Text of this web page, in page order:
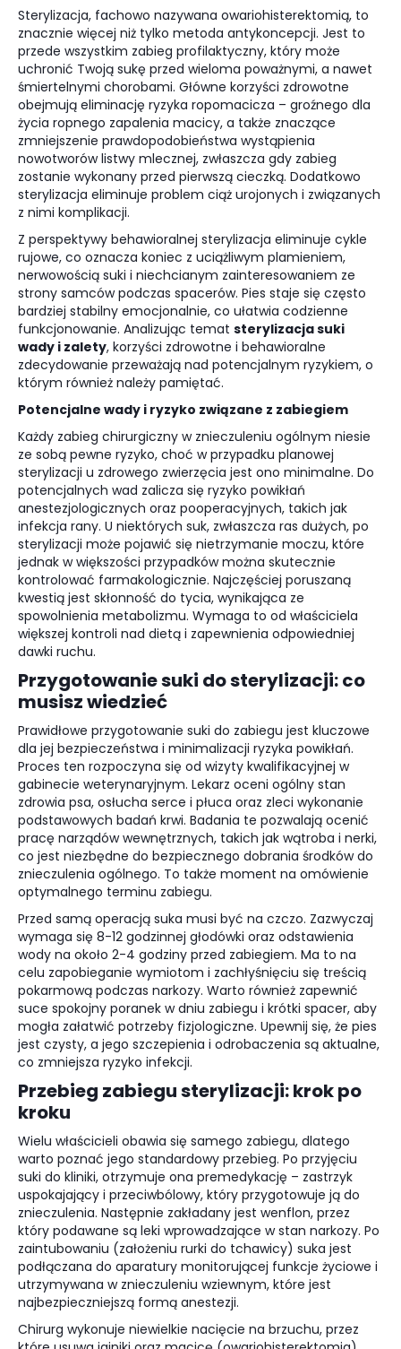
Sterylizacja, fachowo nazywana owariohisterektomią, to
znacznie więcej niż tylko metoda antykoncepcji. Jest to
przede wszystkim zabieg profilaktyczny, który może
uchronić Twoją sukę przed wieloma poważnymi, a nawet
śmiertelnymi chorobami. Główne korzyści zdrowotne
obejmują eliminację ryzyka ropomacicza – groźnego dla
życia ropnego zapalenia macicy, a także znaczące
zmniejszenie prawdopodobieństwa wystąpienia
nowotworów listwy mlecznej, zwłaszcza gdy zabieg
zostanie wykonany przed pierwszą cieczką. Dodatkowo
sterylizacja eliminuje problem ciąż urojonych i związanych
z nimi komplikacji.
Z perspektywy behawioralnej sterylizacja eliminuje cykle
rujowe, co oznacza koniec z uciążliwym plamieniem,
nerwowością suki i niechcianym zainteresowaniem ze
strony samców podczas spacerów. Pies staje się często
bardziej stabilny emocjonalnie, co ułatwia codzienne
funkcjonowanie. Analizując temat sterylizacja suki
wady i zalety, korzyści zdrowotne i behawioralne
zdecydowanie przeważają nad potencjalnym ryzykiem, o
którym również należy pamiętać.
Potencjalne wady i ryzyko związane z zabiegiem
Każdy zabieg chirurgiczny w znieczuleniu ogólnym niesie
ze sobą pewne ryzyko, choć w przypadku planowej
sterylizacji u zdrowego zwierzęcia jest ono minimalne. Do
potencjalnych wad zalicza się ryzyko powikłań
anestezjologicznych oraz pooperacyjnych, takich jak
infekcja rany. U niektórych suk, zwłaszcza ras dużych, po
sterylizacji może pojawić się nietrzymanie moczu, które
jednak w większości przypadków można skutecznie
kontrolować farmakologicznie. Najczęściej poruszaną
kwestią jest skłonność do tycia, wynikająca ze
spowolnienia metabolizmu. Wymaga to od właściciela
większej kontroli nad dietą i zapewnienia odpowiedniej
dawki ruchu.
Przygotowanie suki do sterylizacji: co
musisz wiedzieć
Prawidłowe przygotowanie suki do zabiegu jest kluczowe
dla jej bezpieczeństwa i minimalizacji ryzyka powikłań.
Proces ten rozpoczyna się od wizyty kwalifikacyjnej w
gabinecie weterynaryjnym. Lekarz oceni ogólny stan
zdrowia psa, osłucha serce i płuca oraz zleci wykonanie
podstawowych badań krwi. Badania te pozwalają ocenić
pracę narządów wewnętrznych, takich jak wątroba i nerki,
co jest niezbędne do bezpiecznego dobrania środków do
znieczulenia ogólnego. To także moment na omówienie
optymalnego terminu zabiegu.
Przed samą operacją suka musi być na czczo. Zazwyczaj
wymaga się 8-12 godzinnej głodówki oraz odstawienia
wody na około 2-4 godziny przed zabiegiem. Ma to na
celu zapobieganie wymiotom i zachłyśnięciu się treścią
pokarmową podczas narkozy. Warto również zapewnić
suce spokojny poranek w dniu zabiegu i krótki spacer, aby
mogła załatwić potrzeby fizjologiczne. Upewnij się, że pies
jest czysty, a jego szczepienia i odrobaczenia są aktualne,
co zmniejsza ryzyko infekcji.
Przebieg zabiegu sterylizacji: krok po
kroku
Wielu właścicieli obawia się samego zabiegu, dlatego
warto poznać jego standardowy przebieg. Po przyjęciu
suki do kliniki, otrzymuje ona premedykację – zastrzyk
uspokajający i przeciwbólowy, który przygotowuje ją do
znieczulenia. Następnie zakładany jest wenflon, przez
który podawane są leki wprowadzające w stan narkozy. Po
zaintubowaniu (założeniu rurki do tchawicy) suka jest
podłączana do aparatury monitorującej funkcje życiowe i
utrzymywana w znieczuleniu wziewnym, które jest
najbezpieczniejszą formą anestezji.
Chirurg wykonuje niewielkie nacięcie na brzuchu, przez